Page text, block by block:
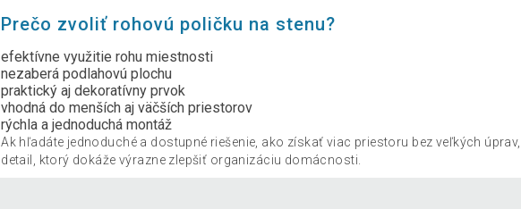
Prečo zvoliť rohovú poličku na stenu?
efektívne využitie rohu miestnosti
nezaberá podlahovú plochu
praktický aj dekoratívny prvok
vhodná do menších aj väčších priestorov
rýchla a jednoduchá montáž
Ak hľadáte jednoduché a dostupné riešenie, ako získať viac priestoru bez veľkých
detail, ktorý dokáže výrazne zlepšiť organizáciu domácnosti.